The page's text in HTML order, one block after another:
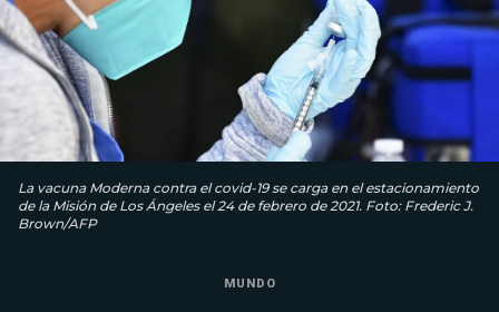
La vacuna Moderna contra el covid-19 se carga en el estacionamiento
de la Misión de Los Ángeles el 24 de febrero de 2021. Foto: Frederic J.
Brown/AFP
MUNDO